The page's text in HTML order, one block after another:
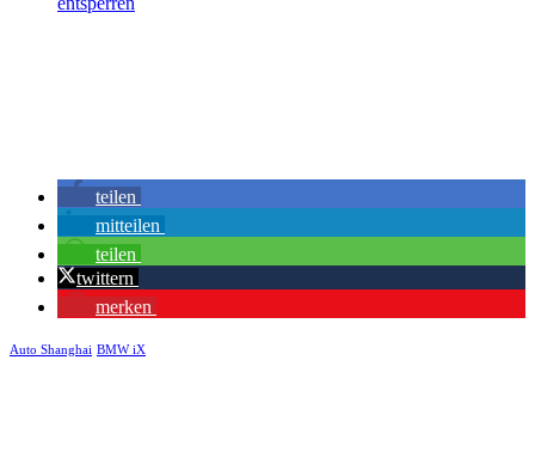
teilen
mitteilen
teilen
twittern
merken
Auto Shanghai BMW iX